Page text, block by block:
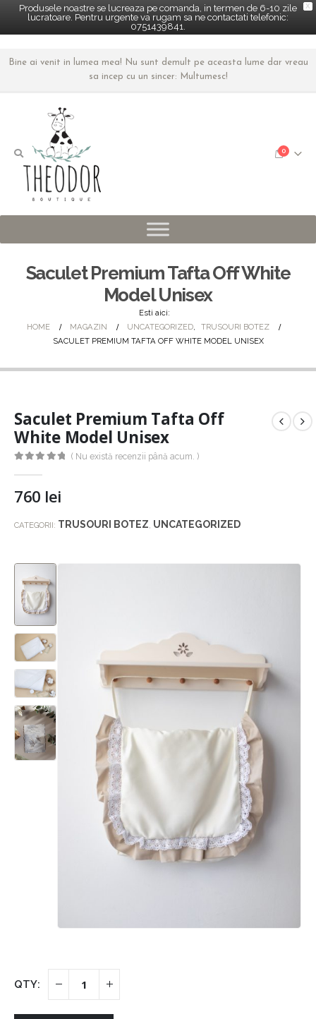
X
Produsele noastre se lucreaza pe comanda, in termen de 6-10 zile
lucratoare. Pentru urgente va rugam sa ne contactati telefonic:
0751439841.
Bine ai venit in lumea mea! Nu sunt demult pe aceasta lume dar vreau
sa incep cu un sincer: Multumesc!
0
Saculet Premium Tafta Off White
Model Unisex
Esti aici:
HOME
MAGAZIN UNCATEGORIZED,
TRUSOURI BOTEZ
SACULET PREMIUM TAFTA OFF WHITE MODEL UNISEX
Saculet Premium Tafta Off
White Model Unisex
( Nu există recenzii până acum. )
760 lei
CATEGORII: TRUSOURI BOTEZ, UNCATEGORIZED